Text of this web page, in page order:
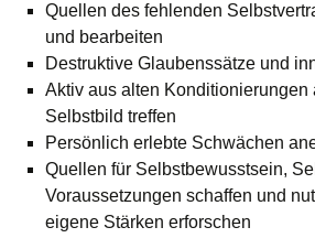
Quellen des fehlenden
und bearbeiten
Destruktive Glaubenssätze und
Aktiv aus alten
Selbstbild treffen
Persönlich erlebte Schwächen
Quellen für Selbstbewusstsein,
Voraussetzungen schaffen und
eigene Stärken erforschen